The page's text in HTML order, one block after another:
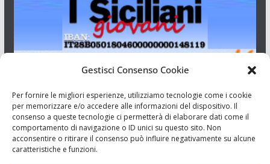
Gestisci Consenso Cookie
Per fornire le migliori esperienze, utilizziamo tecnologie come i cookie
per memorizzare e/o accedere alle informazioni del dispositivo. Il
consenso a queste tecnologie ci permetterà di elaborare dati come il
comportamento di navigazione o ID unici su questo sito. Non
acconsentire o ritirare il consenso può influire negativamente su alcune
caratteristiche e funzioni.
Aut. del tribunale di Catania n.23/2011 del 20/09/2011 Dir.
Resp. Riccardo Orioles.